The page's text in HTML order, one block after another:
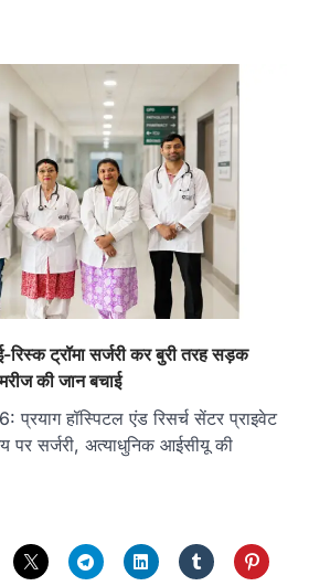
रिस्क ट्रॉमा सर्जरी कर बुरी तरह सड़क
की जान बचाई
हॉस्पिटल एंड रिसर्च सेंटर प्राइवेट
पर सर्जरी, अत्याधुनिक आईसीयू की